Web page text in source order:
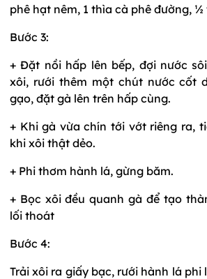
phê hạt nêm, 1 thìa cà phê đường,
Bước 3:
+ Đặt nồi hấp lên bếp, đợi nước
xôi, rưới thêm một chút nước cốt
gạo, đặt gà lên trên hấp cùng.
+ Khi gà vừa chín tới vớt riêng ra,
khi xôi thật dẻo.
+ Phi thơm hành lá, gừng băm.
+ Bọc xôi đều quanh gà để tạo
lối thoát
Bước 4:
Trải xôi ra giấy bạc, rưới hành lá phi